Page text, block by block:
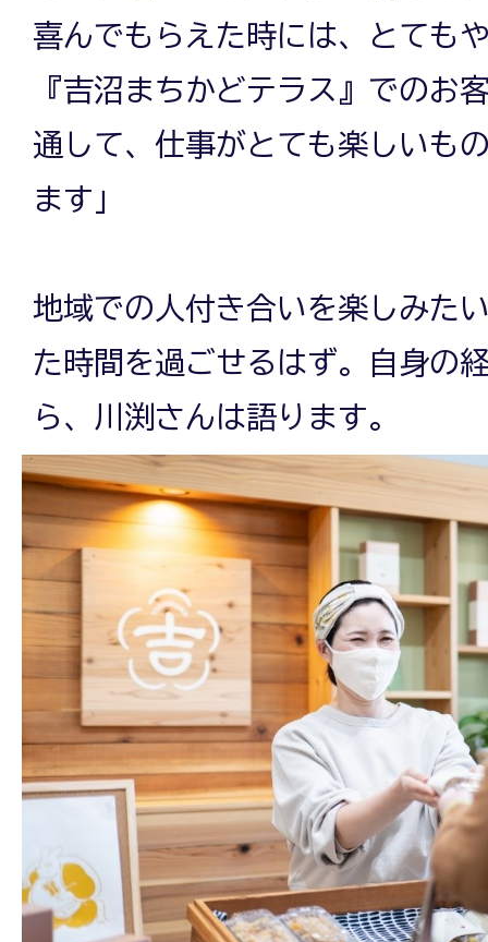
喜んでもらえた時には、とても
『吉沼まちかどテラス』でのお
通して、仕事がとても楽しいも
ます」
地域での人付き合いを楽しみた
た時間を過ごせるはず。自身の
ら、川渕さんは語ります。